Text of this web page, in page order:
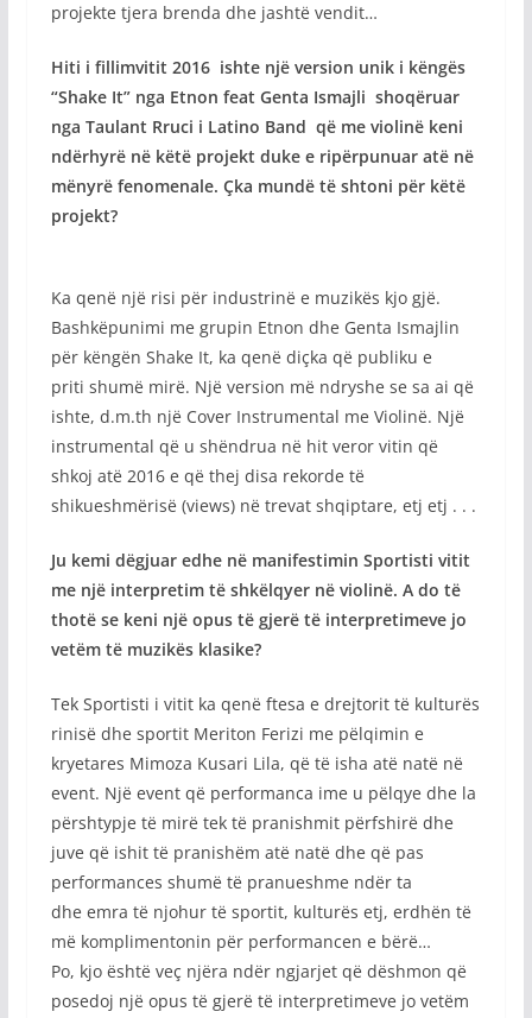
projekte tjera brenda dhe jashtë vendit…
Hiti i fillimvitit 2016 ishte një version unik i këngës
“Shake It” nga Etnon feat Genta Ismajli shoqëruar
nga Taulant Rruci i Latino Band që me violinë keni
ndërhyrë në këtë projekt duke e ripërpunuar atë në
mënyrë fenomenale. Çka mundë të shtoni për këtë
projekt?
Ka qenë një risi për industrinë e muzikës kjo gjë.
Bashkëpunimi me grupin Etnon dhe Genta Ismajlin
për këngën Shake It, ka qenë diçka që publiku e
priti shumë mirë. Një version më ndryshe se sa ai që
ishte, d.m.th një Cover Instrumental me Violinë. Një
instrumental që u shëndrua në hit veror vitin që
shkoj atë 2016 e që thej disa rekorde të
shikueshmërisë (views) në trevat shqiptare, etj etj . . .
Ju kemi dëgjuar edhe në manifestimin Sportisti vitit
me një interpretim të shkëlqyer në violinë. A do të
thotë se keni një opus të gjerë të interpretimeve jo
vetëm të muzikës klasike?
Tek Sportisti i vitit ka qenë ftesa e drejtorit të kulturës
rinisë dhe sportit Meriton Ferizi me pëlqimin e
kryetares Mimoza Kusari Lila, që të isha atë natë në
event. Një event që performanca ime u pëlqye dhe la
përshtypje të mirë tek të pranishmit përfshirë dhe
juve që ishit të pranishëm atë natë dhe që pas
performances shumë të pranueshme ndër ta
dhe emra të njohur të sportit, kulturës etj, erdhën të
më komplimentonin për performancen e bërë…
Po, kjo është veç njëra ndër ngjarjet që dëshmon që
posedoj një opus të gjerë të interpretimeve jo vetëm